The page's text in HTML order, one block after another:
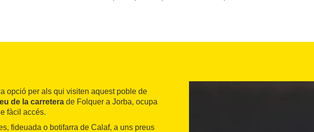
opció per als qui visiten aquest poble de
de la carretera de Folquer a Jorba, ocupa
fàcil accés.
fideuada o botifarra de Calaf, a uns preus